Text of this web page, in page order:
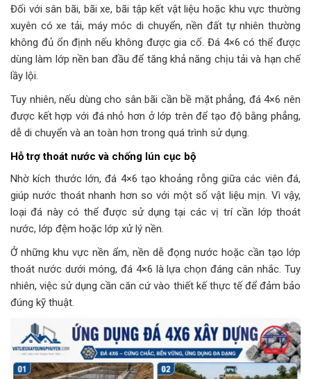
Đối với sân bãi, bãi xe, bãi tập kết vật liệu hoặc khu vực thường
xuyên có xe tải, máy móc di chuyển, nền đất tự nhiên thường
không đủ ổn định nếu không được gia cố. Đá 4×6 có thể được
dùng làm lớp nền ban đầu để tăng khả năng chịu tải và hạn chế
lầy lội.
Tuy nhiên, nếu dùng cho sân bãi cần bề mặt phẳng, đá 4×6 nên
được kết hợp với đá nhỏ hơn ở lớp trên để tạo độ bằng phẳng,
dễ di chuyển và an toàn hơn trong quá trình sử dụng.
Hỗ trợ thoát nước và chống lún cục bộ
Nhờ kích thước lớn, đá 4×6 tạo khoảng rỗng giữa các viên đá,
giúp nước thoát nhanh hơn so với một số vật liệu mịn. Vì vậy,
loại đá này có thể được sử dụng tại các vị trí cần lớp thoát
nước, lớp đệm hoặc lớp xử lý nền.
Ở những khu vực nền ẩm, nền dễ đọng nước hoặc cần tạo lớp
thoát nước dưới móng, đá 4×6 là lựa chọn đáng cân nhắc. Tuy
nhiên, việc sử dụng cần căn cứ vào thiết kế thực tế để đảm bảo
đúng kỹ thuật.